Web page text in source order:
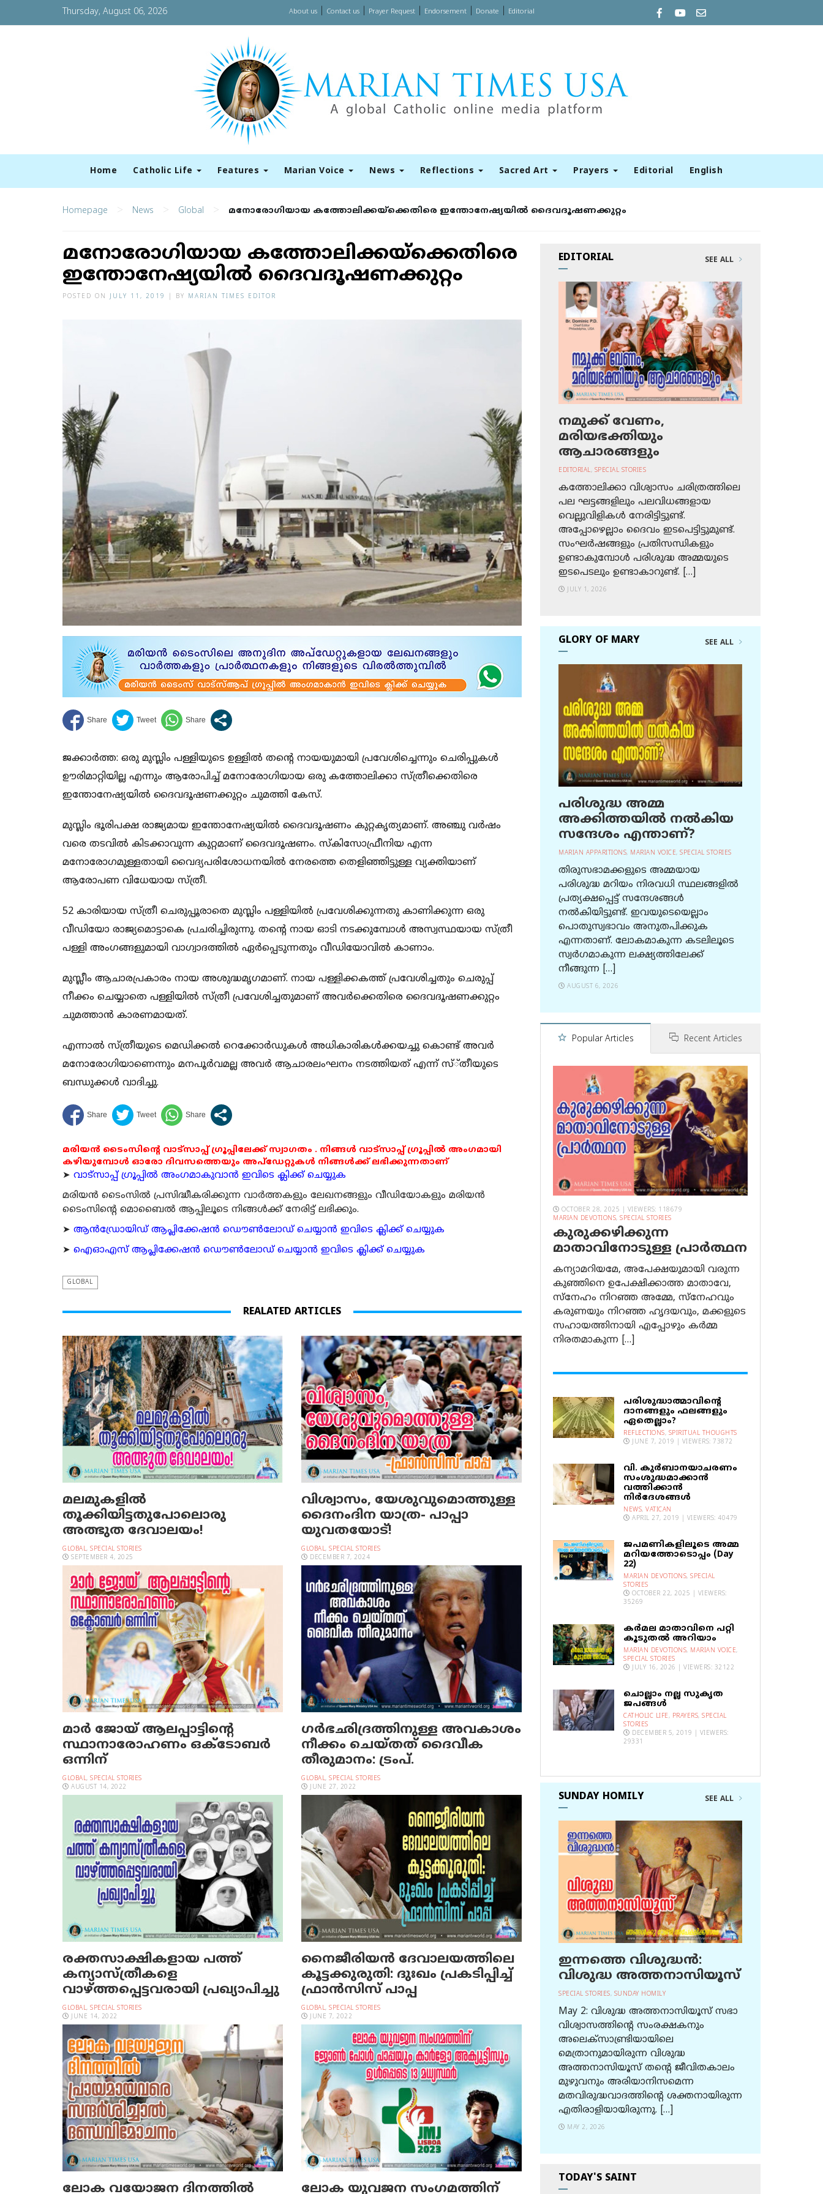
Thursday, August 06, 2026 About us| Contact us| Prayer Request| Endorsement| Donate Editorial
Home Catholic Life Features Marian Voice News Reflections Sacred Art Prayers Editorial English
Homepage > News > Global > മനോരോഗിയായ കത്തോലിക്കയ്‌ക്കെതിരെ ഇന്തോനേഷ്യയില്‍ ദൈവദൂഷണക്കുറ്റം
മനോരോഗിയായ കത്തോലിക്കയ്‌ക്കെതിരെ
ഇന്തോനേഷ്യയില്‍ ദൈവദൂഷണക്കുറ്റം
POSTED ON JULY 11, 2019 BY MARIAN TIMES EDITOR
ജക്കാര്‍ത്ത: ഒരു മുസ്ലിം പള്ളിയുടെ ഉള്ളില്‍ തന്റെ നായയുമായി പ്രവേശിച്ചെന്നും ചെരിപ്പുകള്‍
ഊരിമാറ്റിയില്ല എന്നും ആരോപിച്ച് മനോരോഗിയായ ഒരു കത്തോലിക്കാ സ്ത്രീക്കെതിരെ
ഇന്തോനേഷ്യയില്‍ ദൈവദൂഷണക്കുറ്റം ചുമത്തി കേസ്.
മുസ്ലിം ഭൂരിപക്ഷ രാജ്യമായ ഇന്തോനേഷ്യയില്‍ ദൈവദൂഷണം കുറ്റകൃത്യമാണ്. അഞ്ചു വര്‍ഷം
വരെ തടവില്‍ കിടക്കാവുന്ന കുറ്റമാണ് ദൈവദൂഷണം. സ്‌കിസോഫ്രീനിയ എന്ന
മനോരോഗമുള്ളതായി വൈദ്യപരിശോധനയില്‍ നേരത്തെ തെളിഞ്ഞിട്ടുള്ള വ്യക്തിയാണ്
ആരോപണ വിധേയായ സ്ത്രീ.
52 കാരിയായ സ്ത്രീ ചെരുപ്പൂരാതെ മുസ്ലിം പള്ളിയില്‍ പ്രവേശിക്കുന്നതു കാണിക്കുന്ന ഒരു
വീഡിയോ രാജ്യമൊട്ടാകെ പ്രചരിച്ചിരുന്നു. തന്റെ നായ ഓടി നടക്കുമ്പോള്‍ അസ്വസ്ഥയായ സ്ത്രീ
പള്ളി അംഗങ്ങളുമായി വാഗ്വാദത്തില്‍ ഏര്‍പ്പെടുന്നതും വീഡിയോവില്‍ കാണാം.
മുസ്ലീം ആചാരപ്രകാരം നായ അശുദ്ധമൃഗമാണ്. നായ പള്ളിക്കകത്ത് പ്രവേശിച്ചതും ചെരുപ്പ്
നീക്കം ചെയ്യാതെ പള്ളിയില്‍ സ്ത്രീ പ്രവേശിച്ചതുമാണ് അവര്‍ക്കെതിരെ ദൈവദൂഷണക്കുറ്റം
ചുമത്താന്‍ കാരണമായത്.
എന്നാല്‍ സ്ത്രീയുടെ മെഡിക്കല്‍ റെക്കോര്‍ഡുകള്‍ അധികാരികള്‍ക്കയച്ചു കൊണ്ട് അവര്‍
മനോരോഗിയാണെന്നും മനപൂര്‍വമല്ല അവര്‍ ആചാരലംഘനം നടത്തിയത് എന്ന് സ്്തീയുടെ
ബന്ധുക്കള്‍ വാദിച്ചു.
മരിയൻ ടൈംസിന്റെ വാട്സാപ്പ് ഗ്രൂപ്പിലേക്ക് സ്വാഗതം . നിങ്ങൾ വാട്സാപ്പ് ഗ്രൂപ്പിൽ അംഗമായി
കഴിയുമ്പോൾ ഓരോ ദിവസത്തെയും അപ്ഡേറ്റുകൾ നിങ്ങൾക്ക് ലഭിക്കുന്നതാണ്
➤ വാട്സാപ്പ് ഗ്രൂപ്പിൽ അംഗമാകുവാൻ ഇവിടെ ക്ലിക്ക് ചെയ്യുക
മരിയന്‍ ടൈംസില്‍ പ്രസിദ്ധീകരിക്കുന്ന വാര്‍ത്തകളും ലേഖനങ്ങളും വീഡിയോകളും മരിയന്‍
ടൈംസിന്റെ മൊബൈല്‍ ആപ്പിലൂടെ നിങ്ങള്‍ക്ക് നേരിട്ട് ലഭിക്കും.
➤ ആന്‍ഡ്രോയിഡ് ആപ്ലിക്കേഷന്‍ ഡൌണ്‍ലോഡ് ചെയ്യാന്‍ ഇവിടെ ക്ലിക്ക് ചെയ്യുക
➤ ഐഓഎസ് ആപ്ലിക്കേഷന്‍ ഡൌണ്‍ലോഡ് ചെയ്യാന്‍ ഇവിടെ ക്ലിക്ക് ചെയ്യുക
GLOBAL
REALATED ARTICLES
മലമുകളില്‍
തൂക്കിയിട്ടതുപോലൊരു
അത്ഭുത ദേവാലയം!
GLOBAL, SPECIAL STORIES
SEPTEMBER 4, 2025
വിശ്വാസം, യേശുവുമൊത്തുള്ള
ദൈനംദിന യാത്ര- പാപ്പാ
യുവതയോട്!
GLOBAL, SPECIAL STORIES
DECEMBER 7, 2024
മാർ ജോയ് ആലപ്പാട്ടിന്റെ
സ്ഥാനാരോഹണം ഒക്ടോബർ
ഒന്നിന്
GLOBAL, SPECIAL STORIES
AUGUST 14, 2022
ഗര്‍ഭഛിദ്രത്തിനുള്ള അവകാശം
നീക്കം ചെയ്തത് ദൈവീക
തീരുമാനം: ട്രംപ്.
GLOBAL, SPECIAL STORIES
JUNE 27, 2022
രക്തസാക്ഷികളായ പത്ത്
കന്യാസ്ത്രീകളെ
വാഴ്ത്തപ്പെട്ടവരായി പ്രഖ്യാപിച്ചു
GLOBAL, SPECIAL STORIES
JUNE 14, 2022
നൈജീരിയന്‍ ദേവാലയത്തിലെ
കൂട്ടക്കുരുതി: ദുഃഖം പ്രകടിപ്പിച്ച്
ഫ്രാന്‍സിസ് പാപ്പ
GLOBAL, SPECIAL STORIES
JUNE 7, 2022
ലോക വയോജന ദിനത്തിൽ ലോക യുവജന സംഗമത്തിന്
EDITORIAL SEE ALL
നമുക്ക് വേണം,
മരിയഭക്തിയും
ആചാരങ്ങളും
EDITORIAL, SPECIAL STORIES
കത്തോലിക്കാ വിശ്വാസം ചരിത്രത്തിലെ
പല ഘട്ടങ്ങളിലും പലവിധങ്ങളായ
വെല്ലുവിളികള്‍ നേരിട്ടിട്ടുണ്ട്.
അപ്പോഴെല്ലാം ദൈവം ഇടപെട്ടിട്ടുമുണ്ട്.
സംഘര്‍ഷങ്ങളും പ്രതിസന്ധികളും
ഉണ്ടാകുമ്പോള്‍ പരിശുദ്ധ അമ്മയുടെ
ഇടപെടലും ഉണ്ടാകാറുണ്ട്. […]
JULY 1, 2026
GLORY OF MARY SEE ALL
പരിശുദ്ധ അമ്മ
അക്കിത്തയില്‍ നല്‍കിയ
സന്ദേശം എന്താണ്?
MARIAN APPARITIONS, MARIAN VOICE, SPECIAL STORIES
തിരുസഭാമക്കളുടെ അമ്മയായ
പരിശുദ്ധ മറിയം നിരവധി സ്ഥലങ്ങളിൽ
പ്രത്യക്ഷപ്പെട്ട് സന്ദേശങ്ങൾ
നൽകിയിട്ടുണ്ട്. ഇവയുടെയെല്ലാം
പൊതുസ്വഭാവം അനുതപിക്കുക
എന്നതാണ്. ലോകമാകുന്ന കടലിലൂടെ
സ്വർഗമാകുന്ന ലക്ഷ്യത്തിലേക്ക്
നീങ്ങുന്ന […]
AUGUST 6, 2026
Popular Articles Recent Articles
OCTOBER 28, 2025 | VIEWERS: 118679
MARIAN DEVOTIONS, SPECIAL STORIES
കുരുക്കഴിക്കുന്ന
മാതാവിനോടുള്ള പ്രാര്‍ത്ഥന
കന്യാമറിയമേ, അപേക്ഷയുമായി വരുന്ന
കുഞ്ഞിനെ ഉപേക്ഷിക്കാത്ത മാതാവേ,
സ്നേഹം നിറഞ്ഞ അമ്മേ, സ്നേഹവും
കരുണയും നിറഞ്ഞ ഹൃദയവും, മക്കളുടെ
സഹായത്തിനായി എപ്പോഴും കർമ്മ
നിരതമാകുന്ന […]
പരിശുദ്ധാത്മാവിന്റെ
ദാനങ്ങളും ഫലങ്ങളും
ഏതെല്ലാം?
REFLECTIONS, SPIRITUAL THOUGHTS
JUNE 7, 2019 | VIEWERS: 73872
വി. കുര്‍ബാനയാചരണം
സംശുദ്ധമാക്കാന്‍
വത്തിക്കാന്‍
നിര്‍ദേശങ്ങള്‍
NEWS, VATICAN
APRIL 27, 2019 | VIEWERS: 40479
ജപമണികളിലൂടെ അമ്മ
മറിയത്തോടൊപ്പം (Day
22)
MARIAN DEVOTIONS, SPECIAL
STORIES
OCTOBER 22, 2025 | VIEWERS:
35269
കര്‍മല മാതാവിനെ പറ്റി
കൂടുതല്‍ അറിയാം
MARIAN DEVOTIONS, MARIAN VOICE,
SPECIAL STORIES
JULY 16, 2026 | VIEWERS: 32122
ചൊല്ലാം നല്ല സുകൃത
ജപങ്ങൾ
CATHOLIC LIFE, PRAYERS, SPECIAL
STORIES
DECEMBER 5, 2019 | VIEWERS:
29331
SUNDAY HOMILY SEE ALL
ഇന്നത്തെ വിശുദ്ധന്‍:
വിശുദ്ധ അത്തനാസിയൂസ്
SPECIAL STORIES, SUNDAY HOMILY
May 2: വിശുദ്ധ അത്തനാസിയൂസ് സഭാ
വിശ്വാസത്തിന്റെ സംരക്ഷകനും
അലെക്സാണ്ട്രിയായിലെ
മെത്രാനുമായിരുന്ന വിശുദ്ധ
അത്തനാസിയൂസ് തന്റെ ജീവിതകാലം
മുഴുവനും അരിയാനിസമെന്ന
മതവിരുദ്ധവാദത്തിന്റെ ശക്തനായിരുന്ന
എതിരാളിയായിരുന്നു. […]
MAY 2, 2026
TODAY'S SAINT